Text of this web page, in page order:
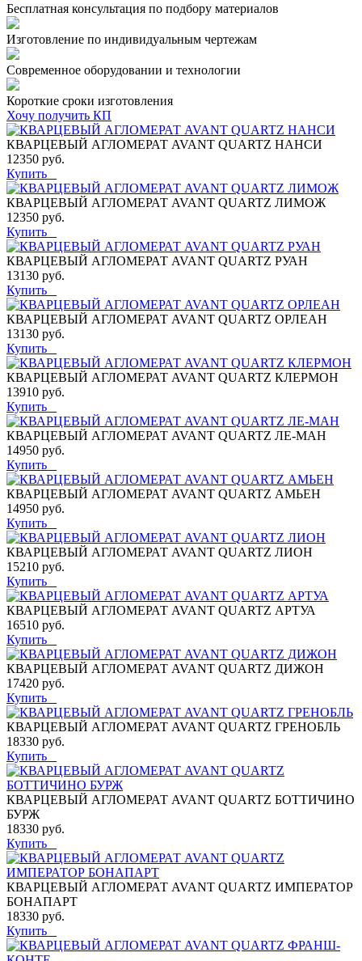
Бесплатная консультация по подбору материалов
Изготовление по индивидуальным чертежам
Современное оборудовании и технологии
Короткие сроки изготовления
Хочу получить КП
КВАРЦЕВЫЙ АГЛОМЕРАТ AVANT QUARTZ НАНСИ
12350 руб.
Купить
КВАРЦЕВЫЙ АГЛОМЕРАТ AVANT QUARTZ ЛИМОЖ
12350 руб.
Купить
КВАРЦЕВЫЙ АГЛОМЕРАТ AVANT QUARTZ РУАН
13130 руб.
Купить
КВАРЦЕВЫЙ АГЛОМЕРАТ AVANT QUARTZ ОРЛЕАН
13130 руб.
Купить
КВАРЦЕВЫЙ АГЛОМЕРАТ AVANT QUARTZ КЛЕРМОН
13910 руб.
Купить
КВАРЦЕВЫЙ АГЛОМЕРАТ AVANT QUARTZ ЛЕ-МАН
14950 руб.
Купить
КВАРЦЕВЫЙ АГЛОМЕРАТ AVANT QUARTZ АМЬЕН
14950 руб.
Купить
КВАРЦЕВЫЙ АГЛОМЕРАТ AVANT QUARTZ ЛИОН
15210 руб.
Купить
КВАРЦЕВЫЙ АГЛОМЕРАТ AVANT QUARTZ АРТУА
16510 руб.
Купить
КВАРЦЕВЫЙ АГЛОМЕРАТ AVANT QUARTZ ДИЖОН
17420 руб.
Купить
КВАРЦЕВЫЙ АГЛОМЕРАТ AVANT QUARTZ ГРЕНОБЛЬ
18330 руб.
Купить
КВАРЦЕВЫЙ АГЛОМЕРАТ AVANT QUARTZ БОТТИЧИНО
БУРЖ
18330 руб.
Купить
КВАРЦЕВЫЙ АГЛОМЕРАТ AVANT QUARTZ ИМПЕРАТОР
БОНАПАРТ
18330 руб.
Купить